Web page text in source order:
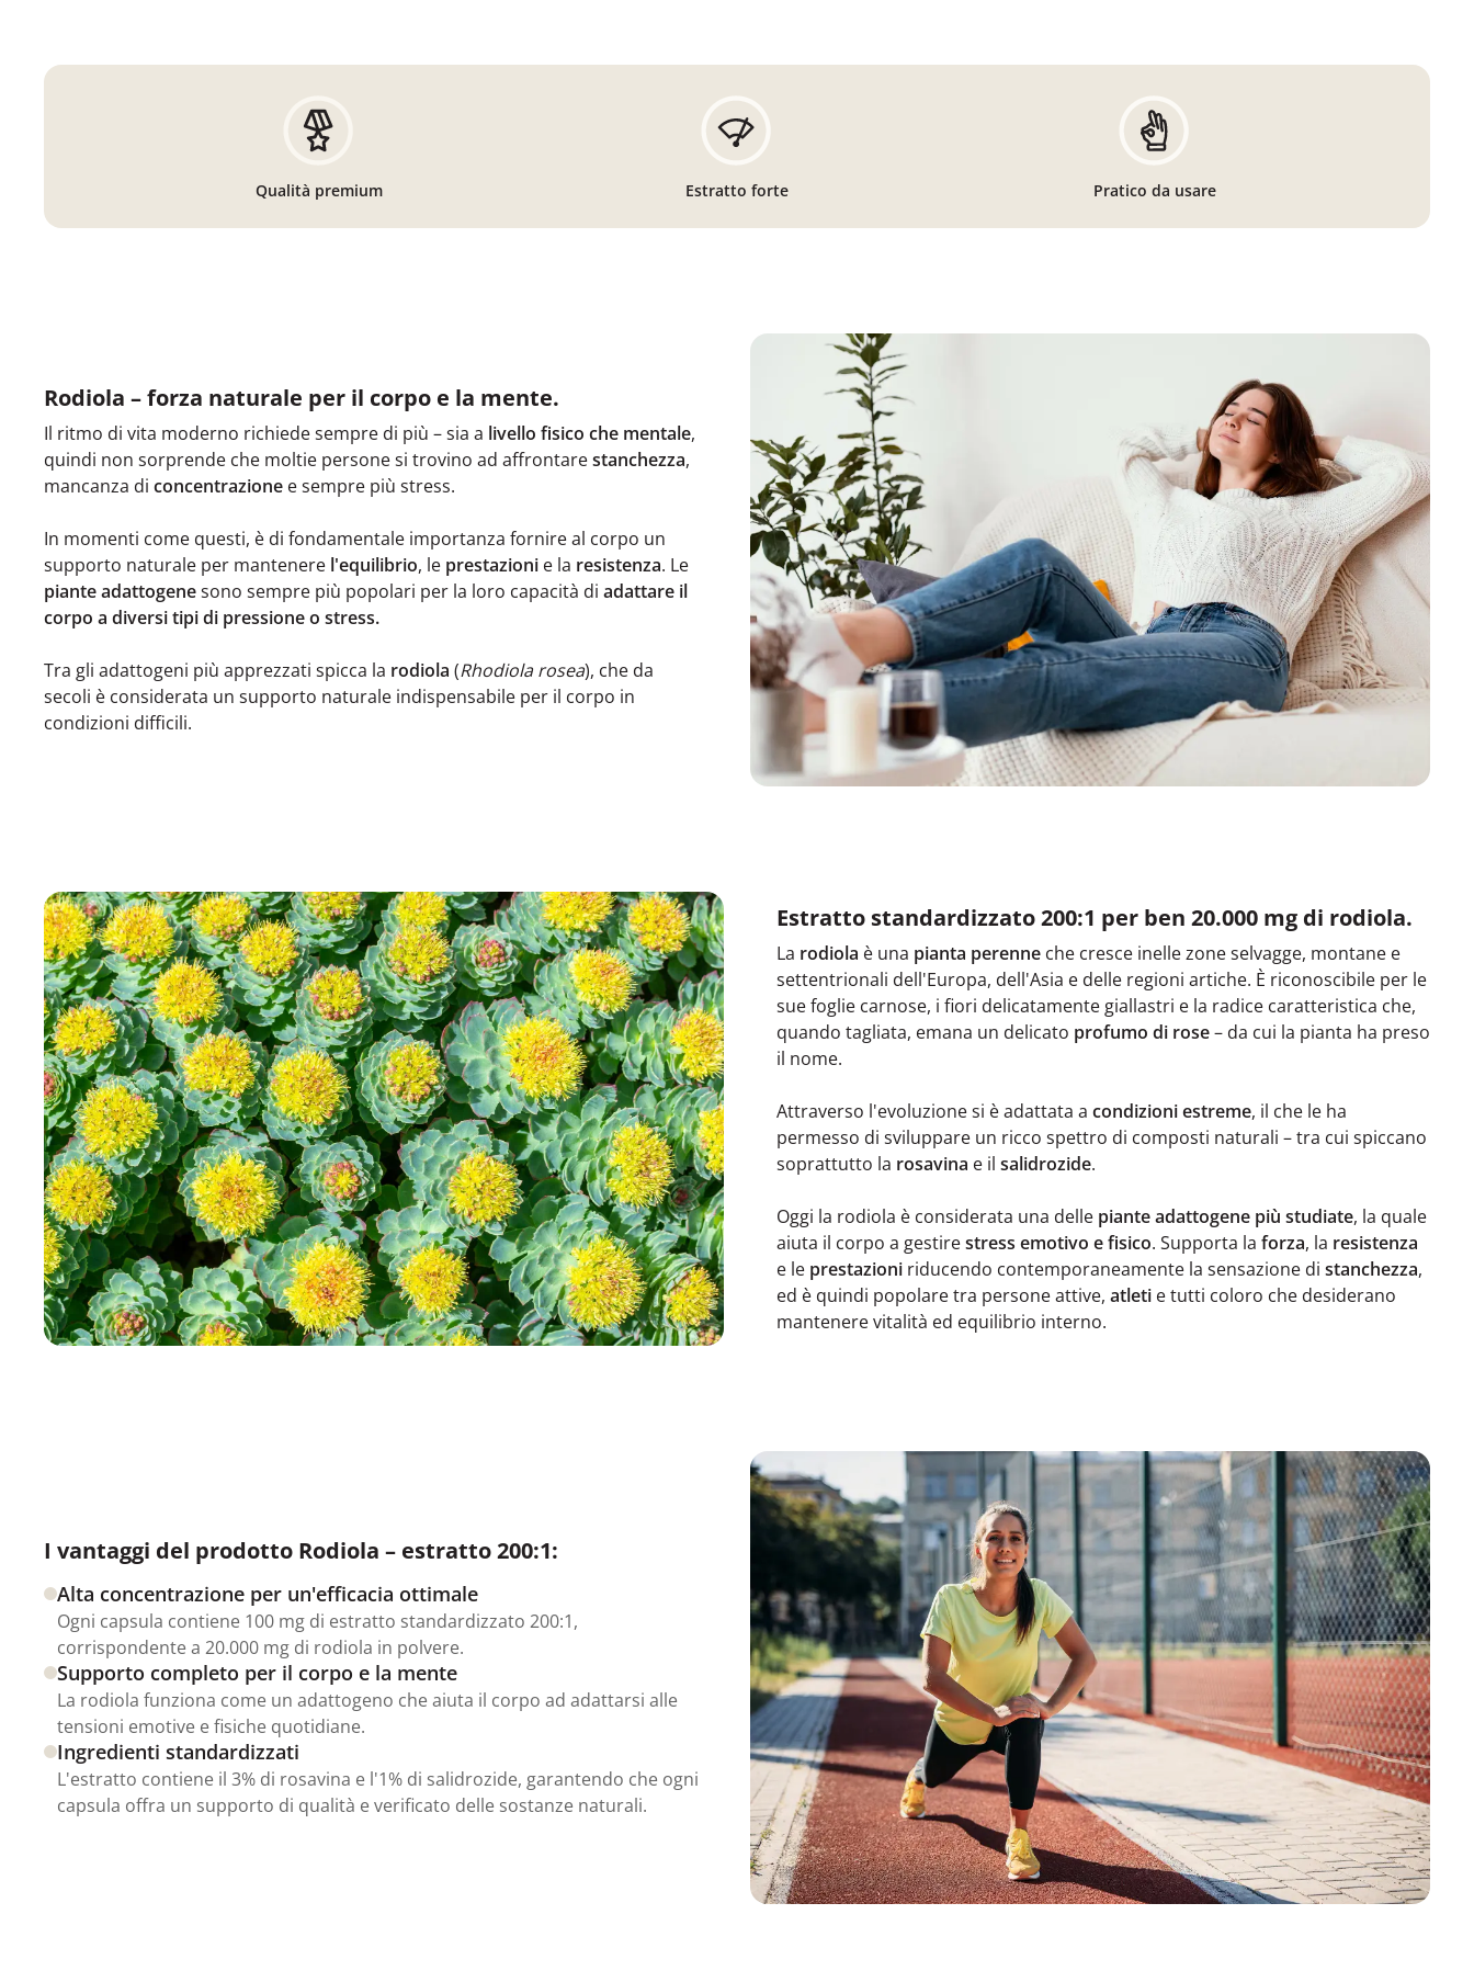
Qualità premium Estratto forte Pratico da usare
Rodiola – forza naturale per il corpo e la mente.
Il ritmo di vita moderno richiede sempre di più – sia a livello fisico che mentale,
quindi non sorprende che moltie persone si trovino ad affrontarestanchezza,
mancanza di concentrazione e sempre più stress.
In momenti come questi, è di fondamentale importanza fornire al corpo un
supporto naturale per mantenere l'equilibrio, le prestazioni e la resistenza. Le
piante adattogenesono sempre più popolari per la loro capacità di adattare il
corpo a diversi tipi di pressione o stress.
Tra gli adattogeni più apprezzati spicca la rodiola (Rhodiola rosea), che da
secoli è considerata un supporto naturale indispensabile per il corpo in
condizioni difficili.
Estratto standardizzato 200:1 per ben 20.000 mg di rodiola.
La rodiola è una pianta perenne che cresce inelle zone selvagge, montane e
settentrionali dell'Europa, dell'Asia e delle regioni artiche. È riconoscibile per le
sue foglie carnose, i fiori delicatamente giallastri e la radice caratteristica che,
quando tagliata, emana un delicato profumo di rose– da cui la pianta ha preso
il nome.
Attraverso l'evoluzione si è adattata a condizioni estreme, il che le ha
permesso di sviluppare un ricco spettro di composti naturali – tra cui spiccano
soprattutto la rosavina e il salidrozide.
Oggi la rodiola è considerata una delle piante adattogene più studiate, la quale
aiuta il corpo a gestirestress emotivo e fisico. Supporta la forza, la resistenza
e le prestazioni riducendo contemporaneamente la sensazione di stanchezza,
ed è quindi popolare tra persone attive, atleti e tutti coloro che desiderano
mantenere vitalità ed equilibrio interno.
I vantaggi del prodotto Rodiola – estratto 200:1:
Alta concentrazione per un'efficacia ottimale
Ogni capsula contiene 100 mg di estratto standardizzato 200:1,
corrispondente a 20.000 mg di rodiola in polvere.
Supporto completo per il corpo e la mente
La rodiola funziona come un adattogeno che aiuta il corpo ad adattarsi alle
tensioni emotive e fisiche quotidiane.
Ingredienti standardizzati
L'estratto contiene il 3% di rosavina e l'1% di salidrozide, garantendo che ogni
capsula offra un supporto di qualità e verificato delle sostanze naturali.